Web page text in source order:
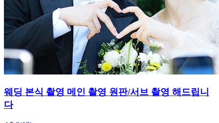
Beauty그리고Documentary-한올포토 부산경남
5.0
(6)
한올포토그래피